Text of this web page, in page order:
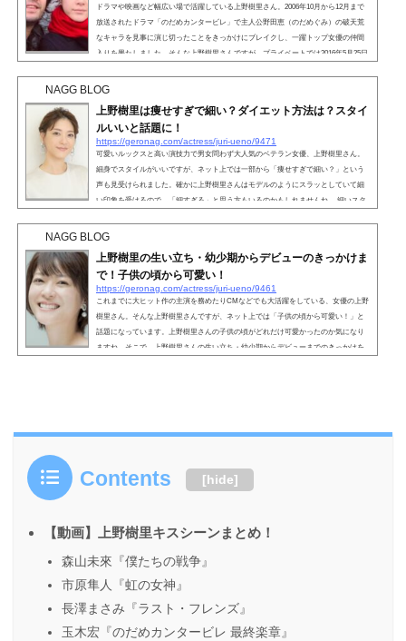
ドラマや映画など幅広い場で活躍している上野樹里さん。2006年10月から12月まで
放送されたドラマ「のだめカンタービレ」で主人公野田恵（のだめぐみ）の破天荒
なキャラを見事に演じ切ったことをきっかけにブレイクし、一躍トップ女優の仲間
入りを果たしました。そんな上野樹里さんですが、プライベートでは2016年5月25日
す。そこで今回は、上野樹里さんと和田唱さんとの間に子供はいるのか・子供嫌い
NAGG BLOG
上野樹里は痩せすぎで細い？ダイエット方法は？スタイ
ルいいと話題に！
https://geronag.com/actress/juri-ueno/9471
可愛いルックスと高い演技力で男女問わず大人気のベテラン女優、上野樹里さん。
細身でスタイルがいいですが、ネット上では一部から「痩せすぎで細い？」という
声も見受けられました。確かに上野樹里さんはモデルのようにスラッとしていて細
い印象を受けるので、「細すぎる」と思う方もいるのかもしれませんね。 細いスタ
体型維持をしているのか気になる方もいるのではないでしょうか。そこで、気にな
NAGG BLOG
上野樹里の生い立ち・幼少期からデビューのきっかけま
で！子供の頃から可愛い！
https://geronag.com/actress/juri-ueno/9461
これまでに大ヒット作の主演を務めたりCMなどでも大活躍をしている、女優の上野
樹里さん。そんな上野樹里さんですが、ネット上では「子供の頃から可愛い！」と
話題になっています。上野樹里さんの子供の頃がどれだけ可愛かったのか気になり
ますね。そこで、上野樹里さんの生い立ち・幼少期からデビューまでのきっかけを
Contents [hide]
【動画】上野樹里キスシーンまとめ！
森山未來『僕たちの戦争』
市原隼人『虹の女神』
長澤まさみ『ラスト・フレンズ』
玉木宏『のだめカンタービレ 最終楽章』